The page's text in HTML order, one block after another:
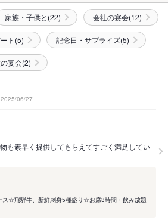
家族・子供と(22) 会社の宴会(12)
ト(5) 記念日・サプライズ(5)
宴会(2)
06/27
も素早く提供してもらえてすごく満足してい
☆飛騨牛、新鮮刺身5種盛り☆お席3時間・飲み放題